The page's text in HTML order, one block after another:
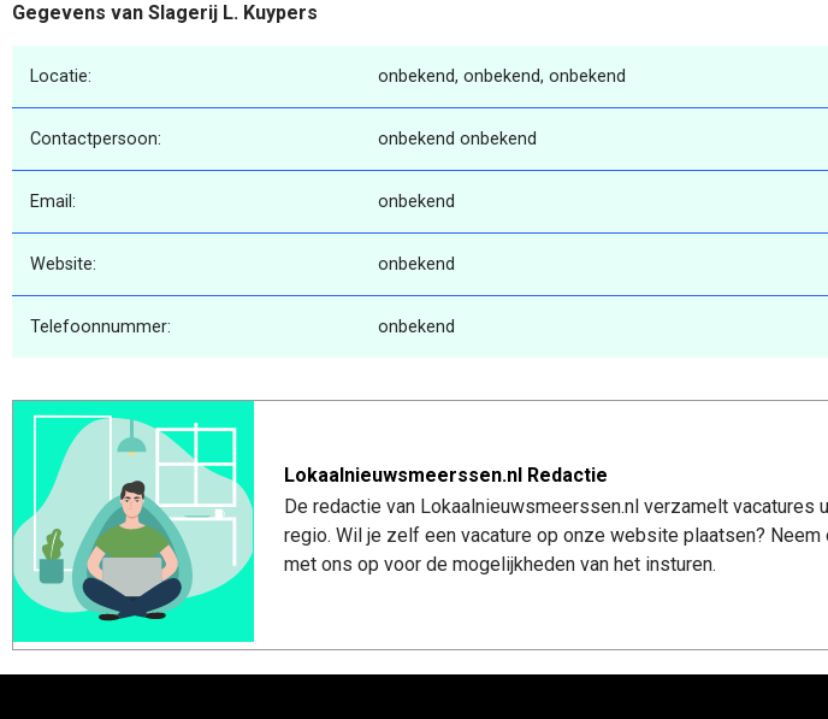
Gegevens van Slagerij L. Kuypers
Locatie: onbekend, onbekend, onbekend
Contactpersoon: onbekend onbekend
Email: onbekend
Website: onbekend
Telefoonnummer: onbekend
Lokaalnieuwsmeerssen.nl Redactie
De redactie van Lokaalnieuwsmeerssen.nl verzamelt vacatures
regio. Wil je zelf een vacature op onze website plaatsen? Neem
met ons op voor de mogelijkheden van het insturen.